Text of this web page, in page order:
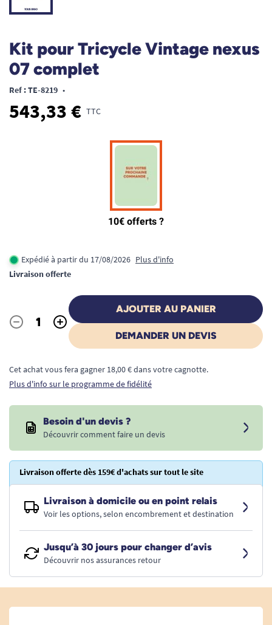
Kit pour Tricycle Vintage nexus
07 complet
Ref : TE-8219 •
543,33 € TTC
Expédié à partir du 17/08/2026 Plus d'info
Livraison offerte
Quantité
- +
AJOUTER AU PANIER
DEMANDER UN DEVIS
Cet achat vous fera gagner 18,00 € dans votre cagnotte.
Plus d'info sur le programme de fidélité
Besoin d'un devis ?
Découvrir comment faire un devis
Livraison offerte dès 159€ d'achats sur tout le site
Livraison à domicile ou en point relais
Voir les options, selon encombrement et destination
Jusqu’à 30 jours pour changer d’avis
Découvrir nos assurances retour